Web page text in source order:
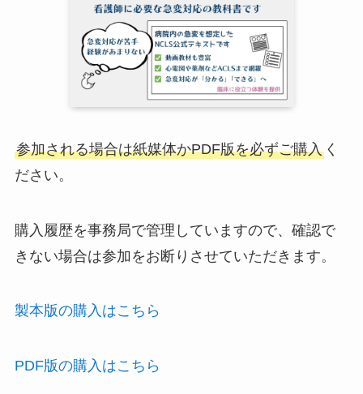
参加される場合は紙媒体かPDF版を必ずご購入く
ださい。
購入履歴を事務局で管理していますので、確認で
きない場合は参加をお断りさせていただきます。
製本版の購入はこちら
PDF版の購入はこちら